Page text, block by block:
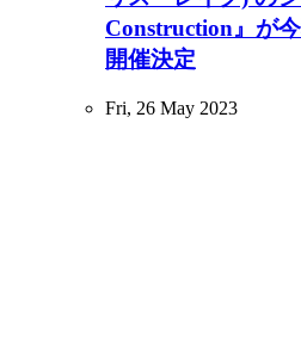
Construction』が
開催決定
Fri, 26 May 2023